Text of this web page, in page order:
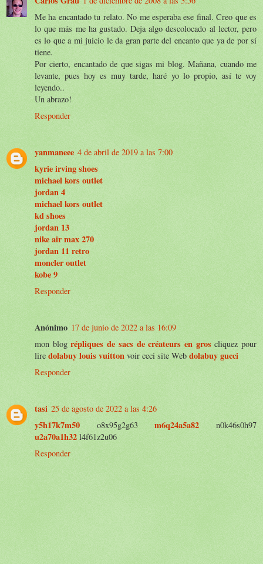
Me ha encantado tu relato. No me esperaba ese final. Creo que es
lo que más me ha gustado. Deja algo descolocado al lector, pero
es lo que a mi juicio le da gran parte del encanto que ya de por sí
tiene.
Por cierto, encantado de que sigas mi blog. Mañana, cuando me
levante, pues hoy es muy tarde, haré yo lo propio, así te voy
leyendo..
Un abrazo!
Responder
yanmaneee 4 de abril de 2019 a las 7:00
kyrie irving shoes
michael kors outlet
jordan 4
michael kors outlet
kd shoes
jordan 13
nike air max 270
jordan 11 retro
moncler outlet
kobe 9
Responder
Anónimo 17 de junio de 2022 a las 16:09
mon blogrépliques de sacs de créateurs en groscliquez pour
lire dolabuy louis vuitton voir ceci site Web dolabuy gucci
Responder
tasi 25 de agosto de 2022 a las 4:26
y5h17k7m50 o8x95g2g63m6q24a5a82 n0k46s0h97
u2a70a1h32 l4f61z2u06
Responder